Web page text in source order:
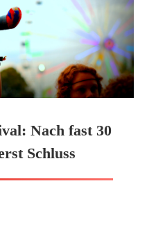
Nach fast 30
Schluss